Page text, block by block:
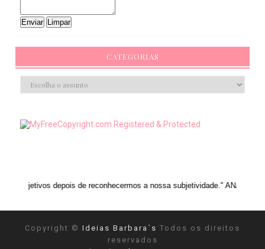
CATEGORIAS
depois de reconhecermos a nossa subjetividade." ANAIS NIN
Copyright © Ideias Barbara´s Todos os direitos
reservados